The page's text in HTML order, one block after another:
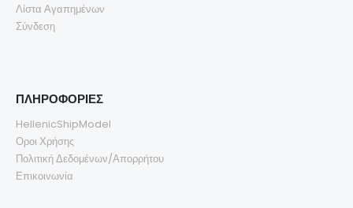
Λίστα Αγαπημένων
Σύνδεση
ΠΛΗΡΟΦΟΡΙΕΣ
HellenicShipModel
Οροι Χρήσης
Πολιτική Δεδομένων/Απορρήτου
Επικοινωνία